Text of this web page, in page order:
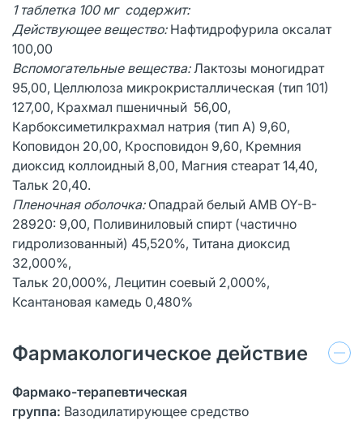
1 таблетка 100 мг содержит:
Действующее вещество: Нафтидрофурила оксалат
100,00
Вспомогательные вещества: Лактозы моногидрат
95,00, Целлюлоза микрокристаллическая (тип 101)
127,00, Крахмал пшеничный 56,00,
Карбоксиметилкрахмал натрия (тип А) 9,60,
Коповидон 20,00, Кросповидон 9,60, Кремния
диоксид коллоидный 8,00, Магния стеарат 14,40,
Тальк 20,40.
Пленочная оболочка: Опадрай белый AMB OY-B-
28920: 9,00, Поливиниловый спирт (частично
гидролизованный) 45,520%, Титана диоксид
32,000%,
Тальк 20,000%, Лецитин соевый 2,000%,
Ксантановая камедь 0,480%
Фармакологическое действие
Фармако-терапевтическая
группа: Вазодилатирующее средство